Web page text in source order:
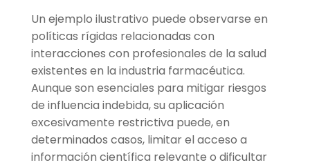
Un ejemplo ilustrativo puede observarse en
políticas rígidas relacionadas con
interacciones con profesionales de la salud
existentes en la industria farmacéutica.
Aunque son esenciales para mitigar riesgos
de influencia indebida, su aplicación
excesivamente restrictiva puede, en
determinados casos, limitar el acceso a
información científica relevante o dificultar